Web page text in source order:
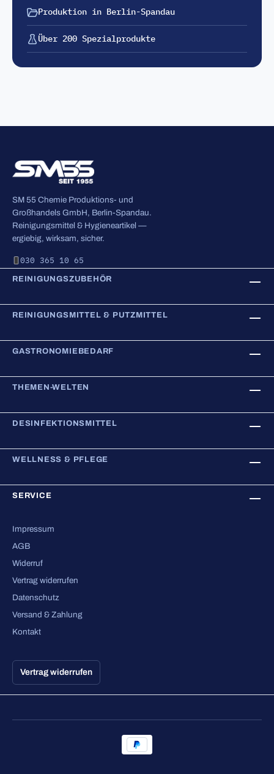
Produktion in Berlin-Spandau
Über 200 Spezialprodukte
SM 55 Chemie Produktions- und
Großhandels GmbH, Berlin-Spandau.
Reinigungsmittel & Hygieneartikel —
ergiebig, wirksam, sicher.
030 365 10 65
REINIGUNGSZUBEHÖR
REINIGUNGSMITTEL & PUTZMITTEL
GASTRONOMIEBEDARF
THEMEN-WELTEN
DESINFEKTIONSMITTEL
WELLNESS & PFLEGE
SERVICE
Impressum
AGB
Widerruf
Vertrag widerrufen
Datenschutz
Versand & Zahlung
Kontakt
Vertrag widerrufen